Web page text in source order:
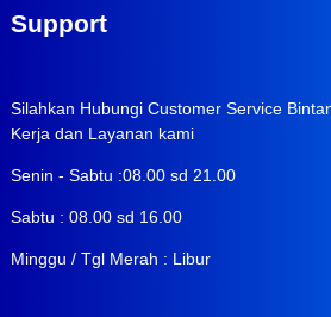
Support
Silahkan Hubungi Customer Service
Kerja dan Layanan kami
Senin - Sabtu :08.00 sd 21.00
Sabtu : 08.00 sd 16.00
Minggu / Tgl Merah : Libur